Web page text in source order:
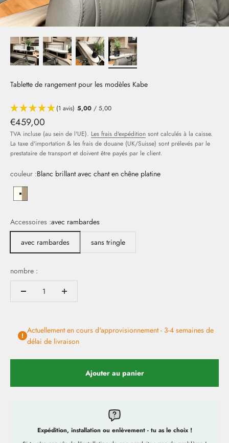
Tablette de rangement pour les modèles Kabe
(1 avis) 5,00 / 5,00
Offre
€459,00
TVA incluse (au sein de l'UE). Les frais d'expédition sont calculés à la caisse.
La taxe d'importation & les frais de douane (UK/Suisse) sont prélevés par le
prestataire de transport et doivent être payés par le client.
couleur :Blanc brillant avec chant en chêne platine
Hochglanzweiß mit Kante in Platin Eiche
Accessoires :avec rambardes
avec rambardes
sans tringle
nombre :
Actuellement en cours d'approvisionnement - 3-4 semaines de
délai de livraison
Ajouter au panier
Expédition, installation ou enlèvement - tu as le choix !